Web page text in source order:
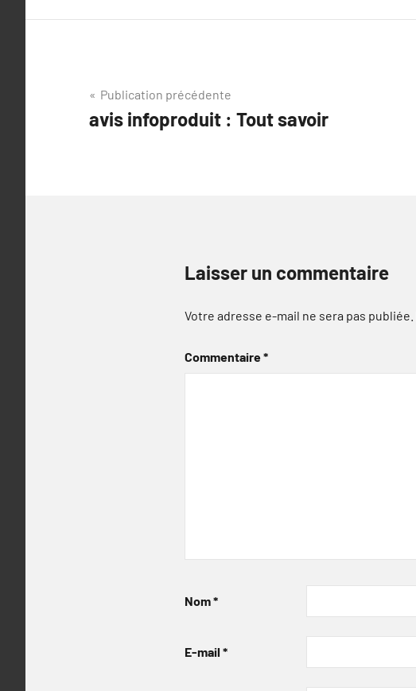
Navigation
de
Publication précédente
avis infoproduit : Tout savoir
Laisser un commentaire
Votre adresse e-mail ne sera pas publiée.
Commentaire*
Nom*
E-mail *